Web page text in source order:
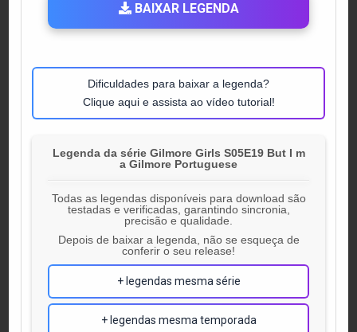
BAIXAR LEGENDA
Dificuldades para baixar a legenda?
Clique aqui e assista ao vídeo tutorial!
Legenda da série Gilmore Girls S05E19 But I m
a Gilmore Portuguese
Todas as legendas disponíveis para download são
testadas e verificadas, garantindo sincronia,
precisão e qualidade.
Depois de baixar a legenda, não se esqueça de
conferir o seu release!
+ legendas mesma série
+ legendas mesma temporada